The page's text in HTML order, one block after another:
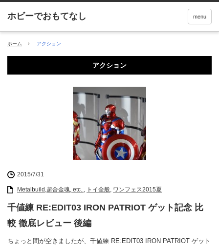
menu
ホーム アクション
アクション
2015/7/31
Metalbuild,超合金魂, etc.., トイ全般, ワンフェス2015夏
千値練 RE:EDIT03 IRON PATRIOT ゲット記念 比
較 徹底レビュー 後編
ちょっと間が空きましたが、千値練 RE:EDIT03 IRON PATRIOT ゲット